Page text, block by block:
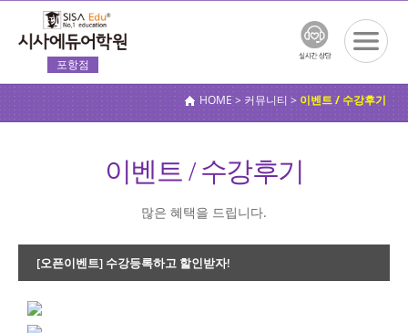
포항점
뉴보기
HOME > 커뮤니티 > 이벤트 / 수강후기
이벤트 / 수강후기
많은 혜택을 드립니다.
[오픈이벤트] 수강등록하고 할인받자!